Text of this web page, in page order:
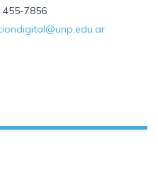
455-7856